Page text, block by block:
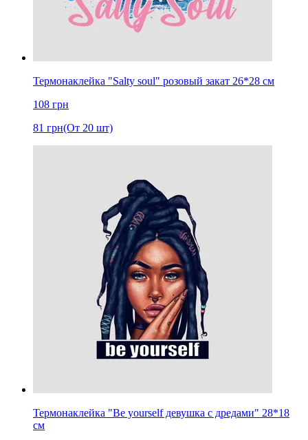
Термонаклейка "Salty soul" розовый закат 26*28 см
108 грн
81 грн(От 20 шт)
Термонаклейка "Be yourself девушка с дредами" 28*18
см